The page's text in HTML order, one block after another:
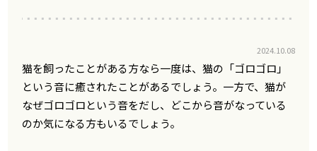
2024.10.08
猫を飼ったことがある方なら一度は、猫の「ゴロゴロ」
という音に癒されたことがあるでしょう。一方で、猫が
なぜゴロゴロという音をだし、どこから音がなっている
のか気になる方もいるでしょう。